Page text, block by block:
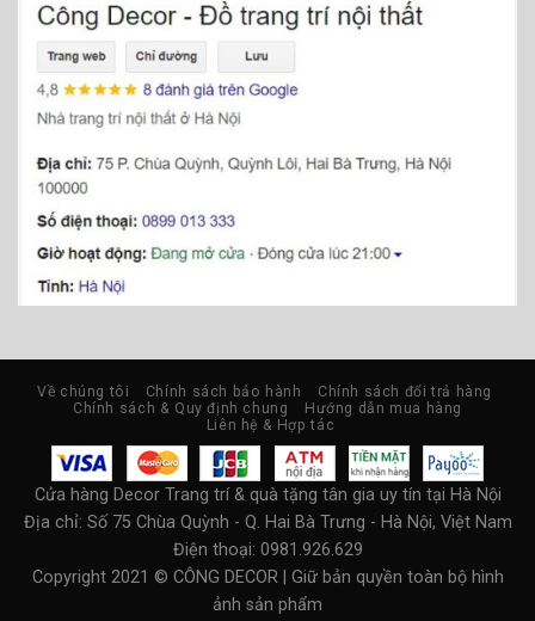
Về chúng tôi Chính sách bảo hành
Chính sách đổi trả hàng
Chính sách & Quy định chung
Hướng dẫn mua hàng
Liên hệ & Hợp tác
Cửa hàng Decor Trang trí & quà tặng tân gia uy tín tại Hà Nội
Địa chỉ: Số 75 Chùa Quỳnh - Q. Hai Bà Trưng - Hà Nội, Việt Nam
Điện thoại: 0981.926.629
Copyright 2021 © CÔNG DECOR | Giữ bản quyền toàn bộ hình
ảnh sản phẩm